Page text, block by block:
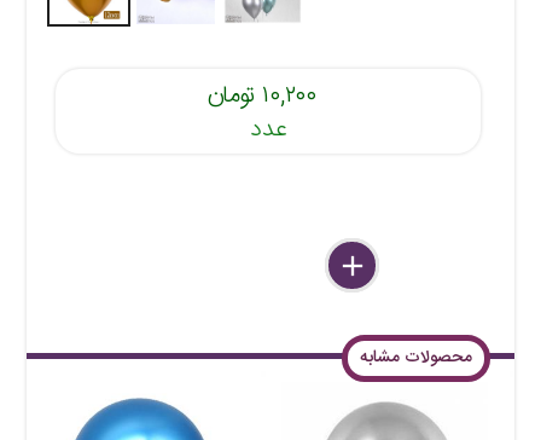
۱۰,۲۰۰ تومان
عدد
delete
remove
add
محصولات مشابه